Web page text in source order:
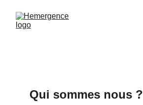
Qui sommes nous ?